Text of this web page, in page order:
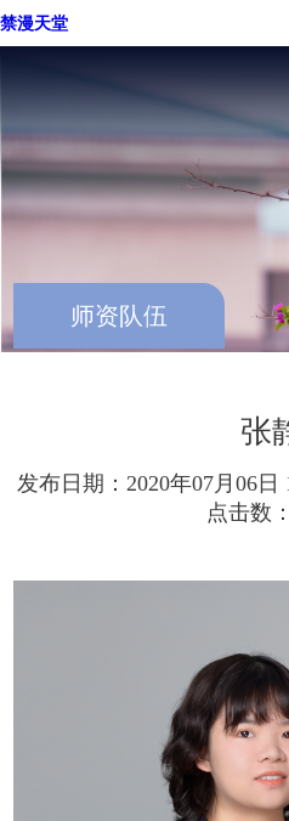
禁漫天堂
禁漫天堂-禁漫天堂软件-
现代智慧旅游产业学院
重庆禁漫天堂
师资队伍
张
发布日期：2020年07月06
点击数：